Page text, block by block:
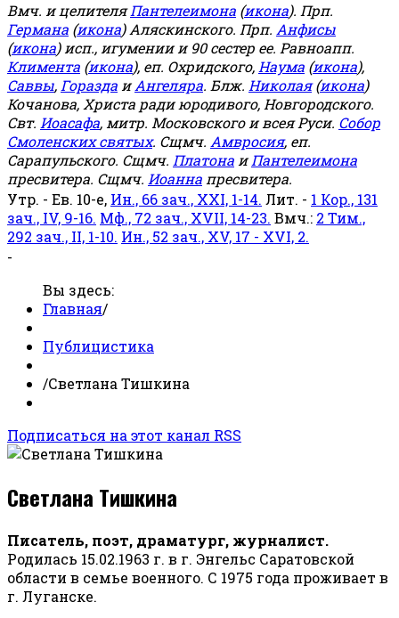
Вмч. и целителяПантелеимона (икона). Прп.
Германа (икона) Аляскинского. Прп. Анфисы
(икона) исп., игумении и 90 сестер ее. Равноапп.
Климента (икона), еп. Охридского, Наума (икона),
Саввы, Горазда иАнгеляра. Блж. Николая(икона)
Кочанова, Христа ради юродивого, Новгородского.
Свт. Иоасафа, митр. Московского и всея Руси. Собор
Смоленских святых. Сщмч. Амвросия, еп.
Сарапульского. Сщмч. Платона иПантелеимона
пресвитера. Сщмч. Иоанна пресвитера.
Утр. - Ев. 10-е, Ин., 66 зач., XXI, 1-14. Лит. - 1 Кор., 131
зач., IV, 9-16. Мф., 72 зач., XVII, 14-23. Вмч.: 2 Тим.,
292 зач., II, 1-10. Ин., 52 зач., XV, 17 - XVI, 2.
-
Вы здесь:
Главная/
Публицистика
/Светлана Тишкина
Подписаться на этот канал RSS
Светлана Тишкина
Писатель, поэт, драматург, журналист.
Родилась 15.02.1963 г. в г. Энгельс Саратовской
области в семье военного. С 1975 года проживает в
г. Луганске.